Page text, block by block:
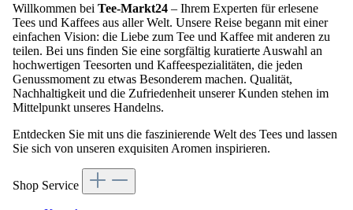
Willkommen bei Tee-Markt24 – Ihrem Experten für erlesene
Tees und Kaffees aus aller Welt. Unsere Reise begann mit einer
einfachen Vision: die Liebe zum Tee und Kaffee mit anderen zu
teilen. Bei uns finden Sie eine sorgfältig kuratierte Auswahl an
hochwertigen Teesorten und Kaffeespezialitäten, die jeden
Genussmoment zu etwas Besonderem machen. Qualität,
Nachhaltigkeit und die Zufriedenheit unserer Kunden stehen im
Mittelpunkt unseres Handelns.
Entdecken Sie mit uns die faszinierende Welt des Tees und lassen
Sie sich von unseren exquisiten Aromen inspirieren.
Shop Service